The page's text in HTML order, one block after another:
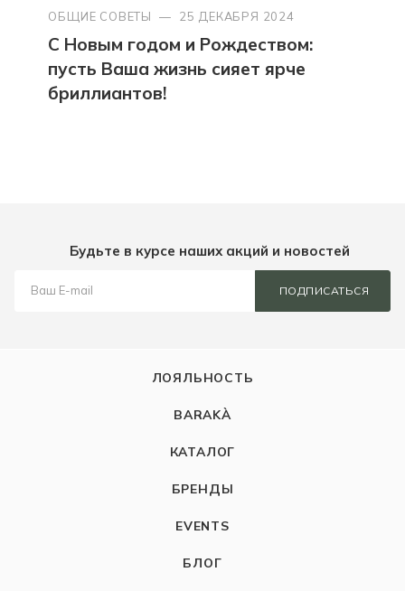
ОБЩИЕ СОВЕТЫ — 25 ДЕКАБРЯ 2024
С Новым годом и Рождеством:
пусть Ваша жизнь сияет ярче
бриллиантов!
Будьте в курсе наших акций и новостей
ПОДПИСАТЬСЯ
ЛОЯЛЬНОСТЬ
BARAKÀ
КАТАЛОГ
БРЕНДЫ
EVENTS
БЛОГ